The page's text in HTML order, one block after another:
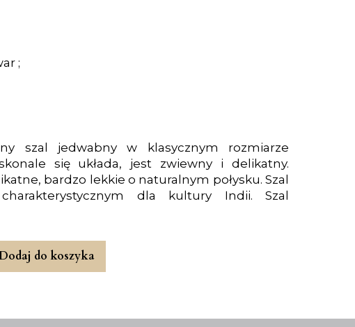
;
szal jedwabny w klasycznym rozmiarze
się układa, jest zwiewny i delikatny.
bardzo lekkie o naturalnym połysku. Szal
dla kultury Indii. Szal
do koszyka